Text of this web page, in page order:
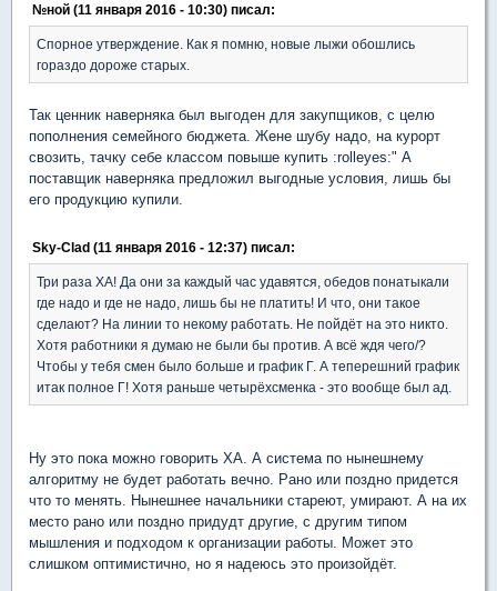
№ной (11 января 2016 - 10:30) писал:
Спорное утверждение. Как я помню, новые лыжи обошлись
гораздо дороже старых.
Так ценник наверняка был выгоден для закупщиков, с целю
пополнения семейного бюджета. Жене шубу надо, на курорт
свозить, тачку себе классом повыше купить :rolleyes:" А
поставщик наверняка предложил выгодные условия, лишь бы
его продукцию купили.
Sky-Clad (11 января 2016 - 12:37) писал:
Три раза ХА! Да они за каждый час удавятся, обедов понатыкали
где надо и где не надо, лишь бы не платить! И что, они такое
сделают? На линии то некому работать. Не пойдёт на это никто.
Хотя работники я думаю не были бы против. А всё ждя чего/?
Чтобы у тебя смен было больше и график Г. А теперешний график
итак полное Г! Хотя раньше четырёхсменка - это вообще был ад.
Ну это пока можно говорить ХА. А система по нынешнему
алгоритму не будет работать вечно. Рано или поздно придется
что то менять. Нынешнее начальники стареют, умирают. А на их
место рано или поздно придудт другие, с другим типом
мышления и подходом к организации работы. Может это
слишком оптимистично, но я надеюсь это произойдёт.